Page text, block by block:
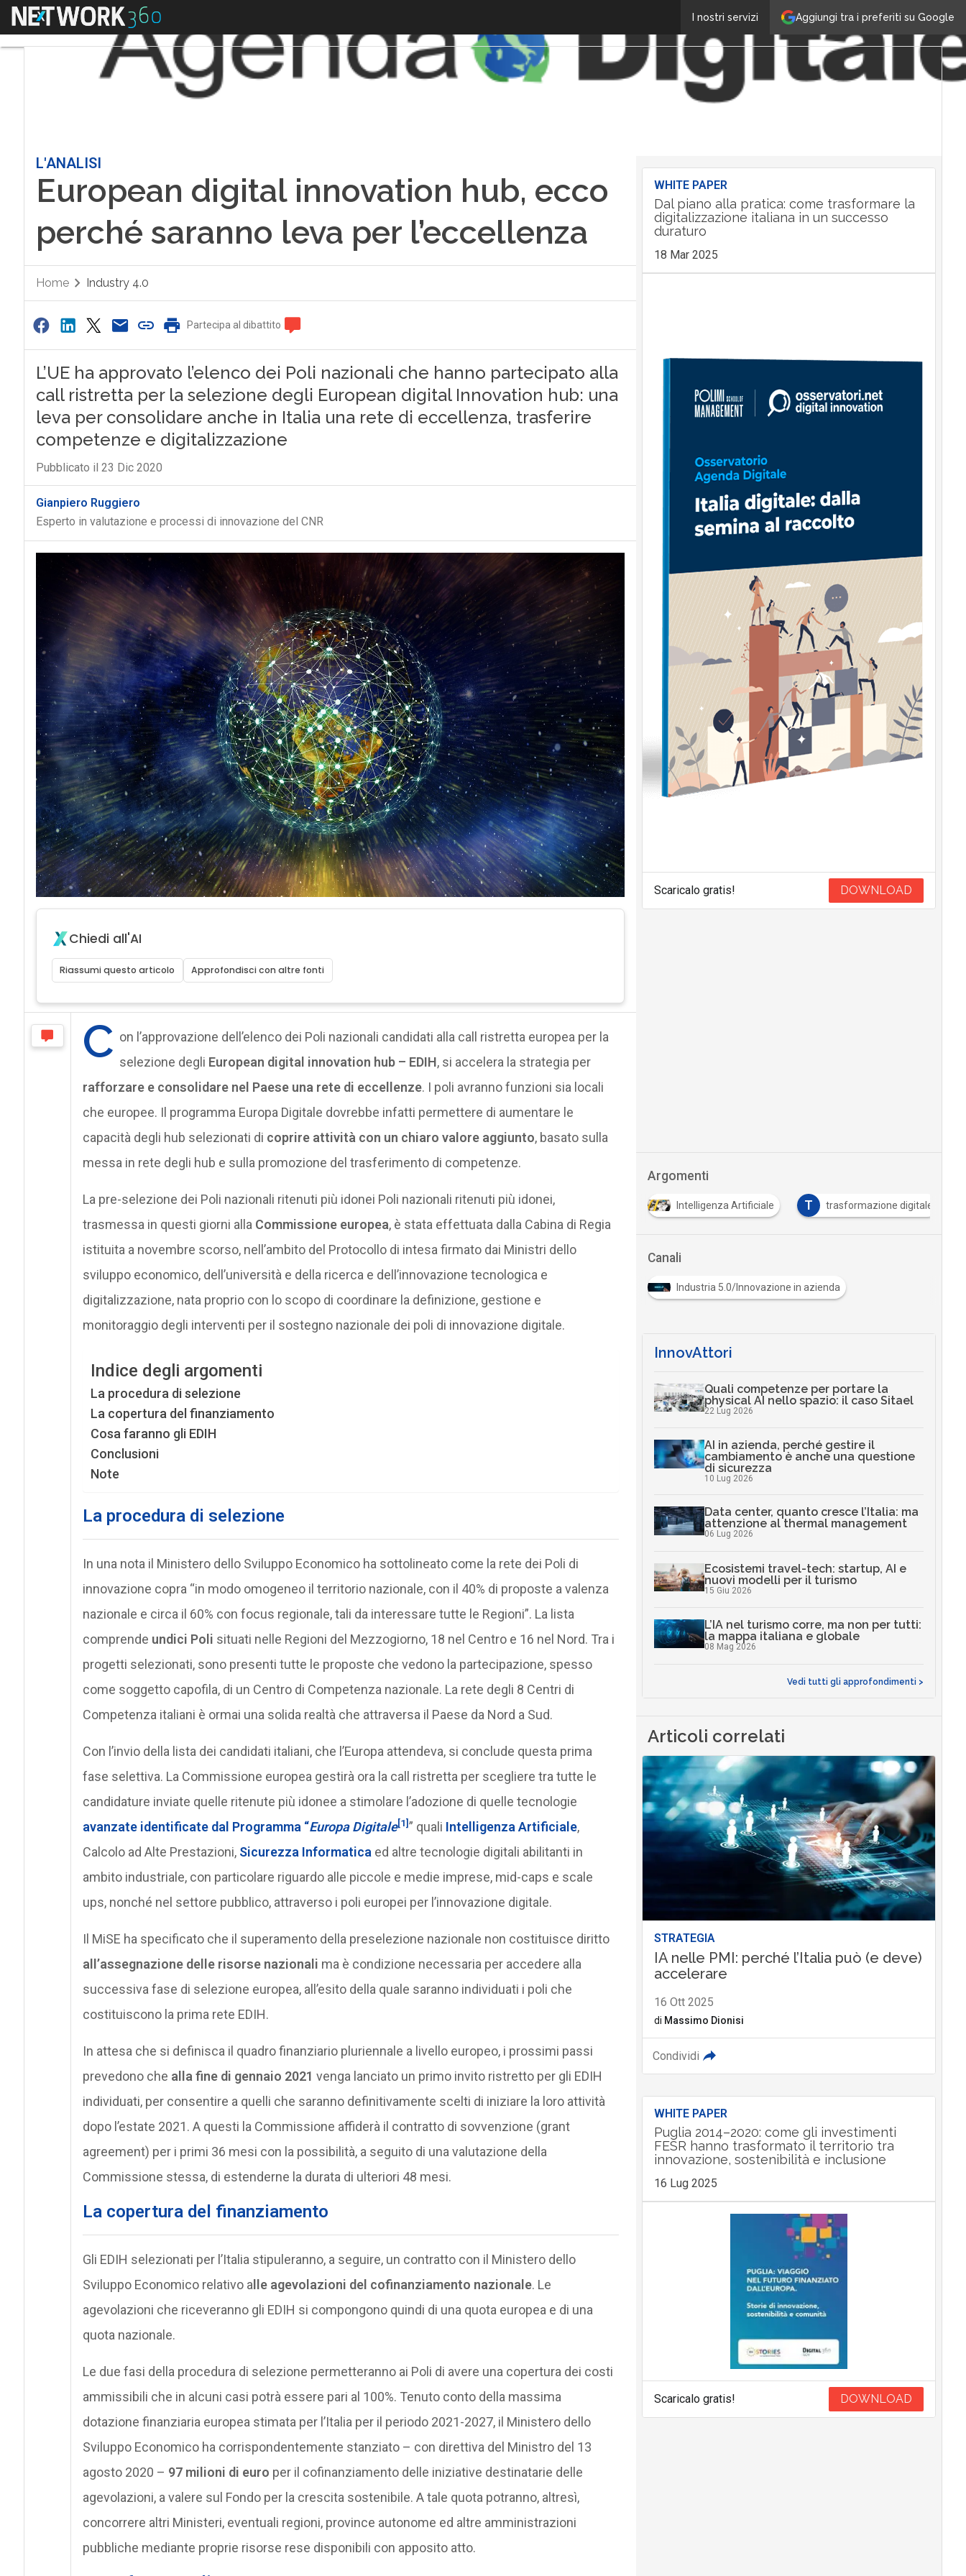
Aggiungi tra i preferiti su Google
I nostri servizi
Menu
L'ANALISI
European digital innovation hub, ecco
perché saranno leva per l’eccellenza
Home Industry 4.0
Partecipa al dibattito
L’UE ha approvato l’elenco dei Poli nazionali che hanno partecipato alla
call ristretta per la selezione degli European digital Innovation hub: una
leva per consolidare anche in Italia una rete di eccellenza, trasferire
competenze e digitalizzazione
Pubblicato il 23 Dic 2020
Gianpiero Ruggiero
Esperto in valutazione e processi di innovazione del CNR
Chiedi all'AI
Riassumi questo articolo Approfondisci con altre fonti
C on l’approvazione dell’elenco dei Poli nazionali candidati alla call ristretta europea per la
selezione degli European digital innovation hub – EDIH, si accelera la strategia per
rafforzare e consolidare nel Paese una rete di eccellenze. I poli avranno funzioni sia locali
che europee. Il programma Europa Digitale dovrebbe infatti permettere di aumentare le
capacità degli hub selezionati di coprire attività con un chiaro valore aggiunto, basato sulla
messa in rete degli hub e sulla promozione del trasferimento di competenze.
La pre-selezione dei Poli nazionali ritenuti più idonei Poli nazionali ritenuti più idonei,
trasmessa in questi giorni alla Commissione europea, è stata effettuata dalla Cabina di Regia
istituita a novembre scorso, nell’ambito del Protocollo di intesa firmato dai Ministri dello
sviluppo economico, dell’università e della ricerca e dell’innovazione tecnologica e
digitalizzazione, nata proprio con lo scopo di coordinare la definizione, gestione e
monitoraggio degli interventi per il sostegno nazionale dei poli di innovazione digitale.
Indice degli argomenti
La procedura di selezione
La copertura del finanziamento
Cosa faranno gli EDIH
Conclusioni
Note
La procedura di selezione
In una nota il Ministero dello Sviluppo Economico ha sottolineato come la rete dei Poli di
innovazione copra “in modo omogeneo il territorio nazionale, con il 40% di proposte a valenza
nazionale e circa il 60% con focus regionale, tali da interessare tutte le Regioni”. La lista
comprende undici Poli situati nelle Regioni del Mezzogiorno, 18 nel Centro e 16 nel Nord. Tra i
progetti selezionati, sono presenti tutte le proposte che vedono la partecipazione, spesso
come soggetto capofila, di un Centro di Competenza nazionale. La rete degli 8 Centri di
Competenza italiani è ormai una solida realtà che attraversa il Paese da Nord a Sud.
Con l’invio della lista dei candidati italiani, che l’Europa attendeva, si conclude questa prima
fase selettiva. La Commissione europea gestirà ora la call ristretta per scegliere tra tutte le
candidature inviate quelle ritenute più idonee a stimolare l’adozione di quelle tecnologie
avanzate identificate dal Programma “Europa Digitale[1]” quali Intelligenza Artificiale,
Calcolo ad Alte Prestazioni, Sicurezza Informatica ed altre tecnologie digitali abilitanti in
ambito industriale, con particolare riguardo alle piccole e medie imprese, mid-caps e scale
ups, nonché nel settore pubblico, attraverso i poli europei per l’innovazione digitale.
Il MiSE ha specificato che il superamento della preselezione nazionale non costituisce diritto
all’assegnazione delle risorse nazionali ma è condizione necessaria per accedere alla
successiva fase di selezione europea, all’esito della quale saranno individuati i poli che
costituiscono la prima rete EDIH.
In attesa che si definisca il quadro finanziario pluriennale a livello europeo, i prossimi passi
prevedono che alla fine di gennaio 2021 venga lanciato un primo invito ristretto per gli EDIH
individuati, per consentire a quelli che saranno definitivamente scelti di iniziare la loro attività
dopo l’estate 2021. A questi la Commissione affiderà il contratto di sovvenzione (grant
agreement) per i primi 36 mesi con la possibilità, a seguito di una valutazione della
Commissione stessa, di estenderne la durata di ulteriori 48 mesi.
La copertura del finanziamento
Gli EDIH selezionati per l’Italia stipuleranno, a seguire, un contratto con il Ministero dello
Sviluppo Economico relativo alle agevolazioni del cofinanziamento nazionale. Le
agevolazioni che riceveranno gli EDIH si compongono quindi di una quota europea e di una
quota nazionale.
Le due fasi della procedura di selezione permetteranno ai Poli di avere una copertura dei costi
ammissibili che in alcuni casi potrà essere pari al 100%. Tenuto conto della massima
dotazione finanziaria europea stimata per l’Italia per il periodo 2021-2027, il Ministero dello
Sviluppo Economico ha corrispondentemente stanziato – con direttiva del Ministro del 13
agosto 2020 – 97 milioni di euro per il cofinanziamento delle iniziative destinatarie delle
agevolazioni, a valere sul Fondo per la crescita sostenibile. A tale quota potranno, altresì,
concorrere altri Ministeri, eventuali regioni, province autonome ed altre amministrazioni
pubbliche mediante proprie risorse rese disponibili con apposito atto.
WHITE PAPER
Dal piano alla pratica: come trasformare la
digitalizzazione italiana in un successo
duraturo
18 Mar 2025
Scaricalo gratis! DOWNLOAD
Argomenti
F Intelligenza Artificiale T trasformazione digitale
Canali
Industria 5.0/Innovazione in azienda
InnovAttori
Quali competenze per portare la
physical AI nello spazio: il caso Sitael
22 Lug 2026
AI in azienda, perché gestire il
cambiamento è anche una questione
di sicurezza
10 Lug 2026
Data center, quanto cresce l’Italia: ma
attenzione al thermal management
06 Lug 2026
Ecosistemi travel-tech: startup, AI e
nuovi modelli per il turismo
15 Giu 2026
L’IA nel turismo corre, ma non per tutti:
la mappa italiana e globale
08 Mag 2026
Vedi tutti gli approfondimenti >
Articoli correlati
STRATEGIA
IA nelle PMI: perché l’Italia può (e deve)
accelerare
16 Ott 2025
di Massimo Dionisi
Condividi
WHITE PAPER
Puglia 2014–2020: come gli investimenti
FESR hanno trasformato il territorio tra
innovazione, sostenibilità e inclusione
16 Lug 2025
Scaricalo gratis! DOWNLOAD